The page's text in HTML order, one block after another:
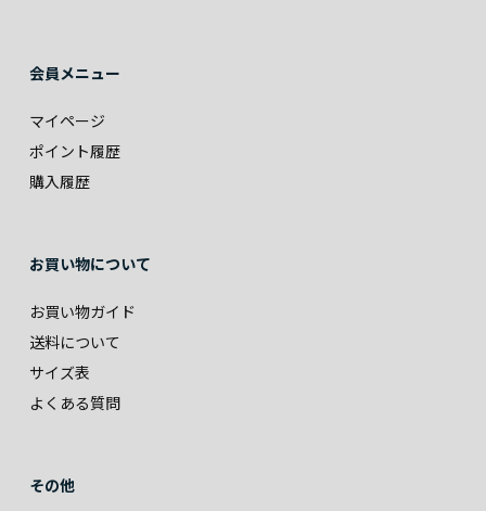
会員メニュー
マイページ
ポイント履歴
購入履歴
お買い物について
お買い物ガイド
送料について
サイズ表
よくある質問
その他